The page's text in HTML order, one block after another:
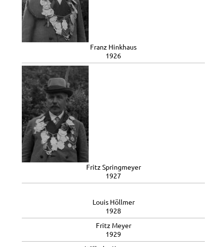
Franz Hinkhaus
1926
Fritz Springmeyer
1927
Louis Höllmer
1928
Fritz Meyer
1929